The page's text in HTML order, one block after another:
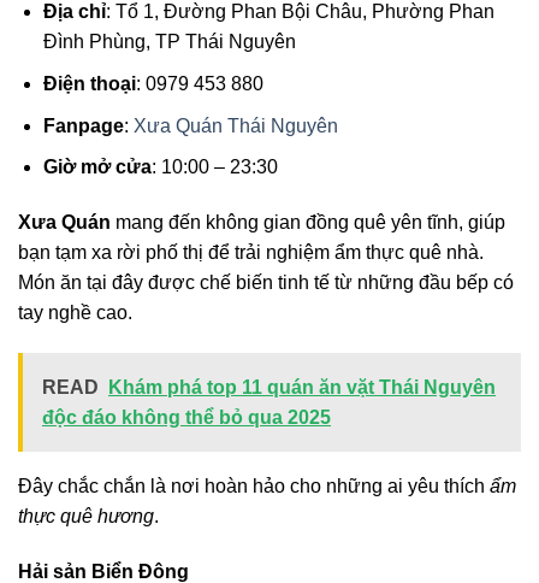
Địa chỉ: Tổ 1, Đường Phan Bội Châu, Phường Phan
Đình Phùng, TP Thái Nguyên
Điện thoại: 0979 453 880
Fanpage: Xưa Quán Thái Nguyên
Giờ mở cửa: 10:00 – 23:30
Xưa Quán mang đến không gian đồng quê yên tĩnh, giúp
bạn tạm xa rời phố thị để trải nghiệm ẩm thực quê nhà.
Món ăn tại đây được chế biến tinh tế từ những đầu bếp có
tay nghề cao.
READ
Khám phá top 11 quán ăn vặt Thái Nguyên
độc đáo không thể bỏ qua 2025
Đây chắc chắn là nơi hoàn hảo cho những ai yêu thích ẩm
thực quê hương.
Hải sản Biển Đông